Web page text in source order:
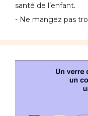
santé de l’enfant.
- Ne mangez pas